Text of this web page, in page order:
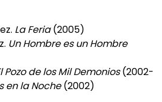
La Feria(2005)
Un Hombre es un Hombre
Pozo de los Mil Demonios(2002-
en la Noche(2002)